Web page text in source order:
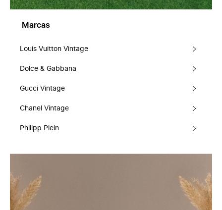
Marcas
Louis Vuitton Vintage
Dolce & Gabbana
Gucci Vintage
Chanel Vintage
Philipp Plein